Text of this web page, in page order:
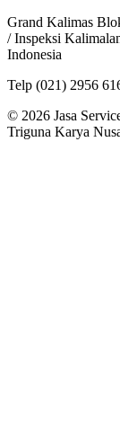
Grand Kalimas
/ Inspeksi
Indonesia
Telp (021) 2956
© 2026 Jasa
Triguna Karya